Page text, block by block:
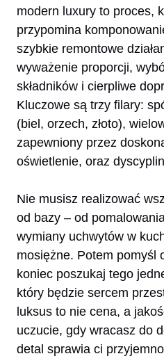
modern luxury to proces,
przypomina
szybkie remontowe
wyważenie proporcji,
składników i cierpliwe
Kluczowe są trzy filary:
(biel, orzech, złoto),
zapewniony przez
oświetlenie, oraz
Nie musisz realizować
od bazy – od
wymiany uchwytów w
mosiężne. Potem pomyśl
koniec poszukaj tego
który będzie sercem
luksus to nie cena, a
uczucie, gdy wracasz do
detal sprawia ci